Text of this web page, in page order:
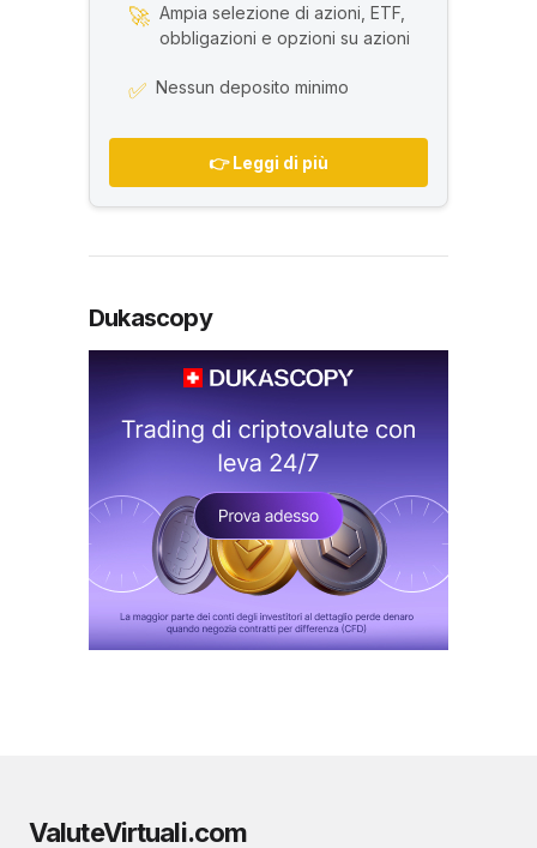
🚀 Ampia selezione di azioni, ETF,
obbligazioni e opzioni su azioni
✅ Nessun deposito minimo
👉 Leggi di più
Dukascopy
ValuteVirtuali.com